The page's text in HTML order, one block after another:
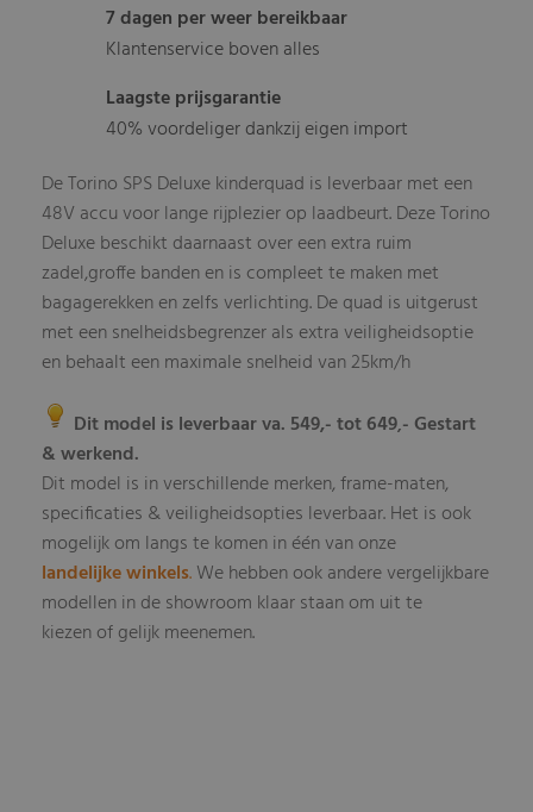
7 dagen per weer bereikbaar
Klantenservice boven alles
Laagste prijsgarantie
40% voordeliger dankzij eigen import
De Torino SPS Deluxe kinderquad is leverbaar met een
48V accu voor lange rijplezier op laadbeurt. Deze Torino
Deluxe beschikt daarnaast over een extra ruim
zadel,groffe banden en is compleet te maken met
bagagerekken en zelfs verlichting. De quad is uitgerust
met een snelheidsbegrenzer als extra veiligheidsoptie
en behaalt een maximale snelheid van 25km/h
Dit model is leverbaar va. 549,- tot 649,- Gestart
& werkend.
Dit model is in verschillende merken, frame-maten,
specificaties & veiligheidsopties leverbaar. Het is ook
mogelijk om langs te komen in één van onze
landelijke winkels.We hebben ook andere vergelijkbare
modellen in de showroom klaar staan om uit te
kiezen of gelijk meenemen.